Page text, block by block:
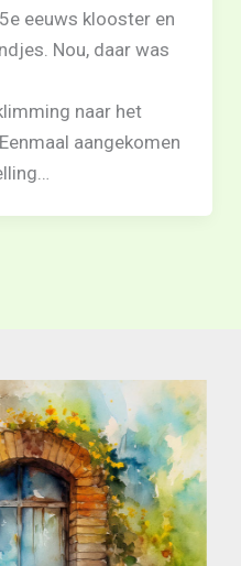
eeuws klooster en
Nou, daar was
naar het
aangekomen